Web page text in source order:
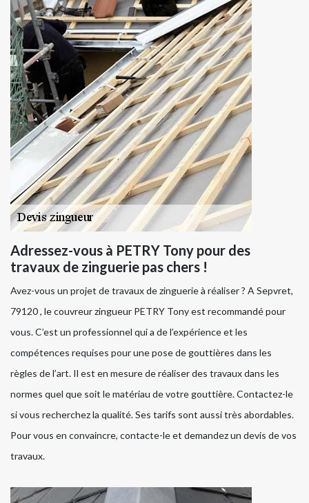
Adressez-vous à PETRY Tony pour des
travaux de zinguerie pas chers !
Avez-vous un projet de travaux de zinguerie à réaliser ? A Sepvret,
79120 , le couvreur zingueur PETRY Tony est recommandé pour
vous. C’est un professionnel qui a de l’expérience et les
compétences requises pour une pose de gouttières dans les
règles de l’art. Il est en mesure de réaliser des travaux dans les
normes quel que soit le matériau de votre gouttière. Contactez-le
si vous recherchez la qualité. Ses tarifs sont aussi très abordables.
Pour vous en convaincre, contacte-le et demandez un devis de vos
travaux.